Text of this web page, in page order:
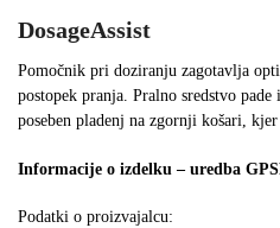
DosageAssist
Pomočnik pri doziranju zagotavlja
postopek pranja. Pralno sredstvo
poseben pladenj na zgornji košari, kjer
Informacije o izdelku – uredba
Podatki o proizvajalcu: